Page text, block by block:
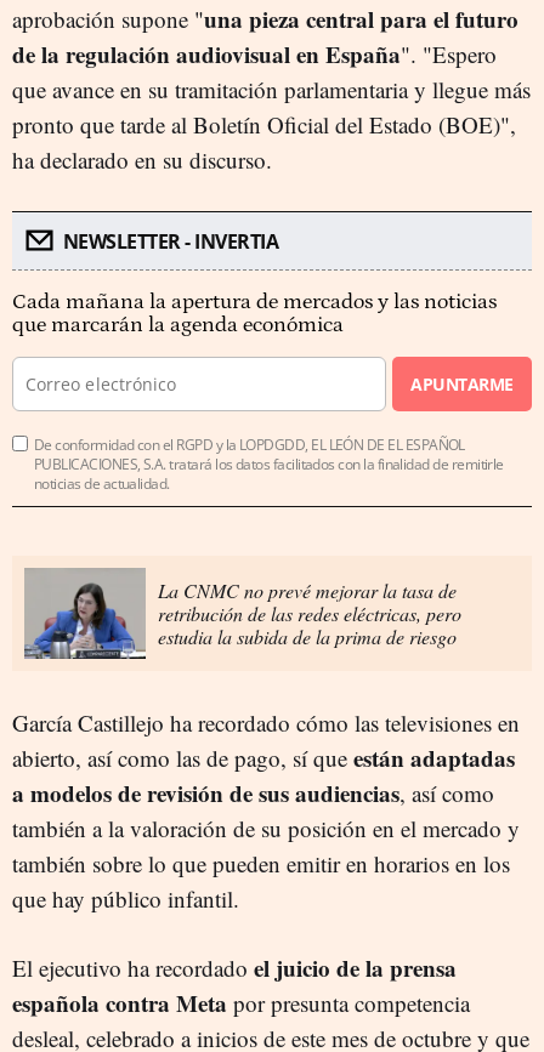
aprobación supone "una pieza central para el futuro
de la regulación audiovisual en España". "Espero
que avance en su tramitación parlamentaria y llegue más
pronto que tarde al Boletín Oficial del Estado (BOE)",
ha declarado en su discurso.
NEWSLETTER - INVERTIA
Cada mañana la apertura de mercados y las noticias
que marcarán la agenda económica
APUNTARME
De conformidad con el RGPD y la LOPDGDD, EL LEÓN DE EL ESPAÑOL
PUBLICACIONES, S.A. tratará los datos facilitados con la finalidad de remitirle
noticias de actualidad.
La CNMC no prevé mejorar la tasa de
retribución de las redes eléctricas, pero
estudia la subida de la prima de riesgo
García Castillejo ha recordado cómo las televisiones en
abierto, así como las de pago, sí que están adaptadas
a modelos de revisión de sus audiencias, así como
también a la valoración de su posición en el mercado y
también sobre lo que pueden emitir en horarios en los
que hay público infantil.
El ejecutivo ha recordado el juicio de la prensa
española contra Meta por presunta competencia
desleal, celebrado a inicios de este mes de octubre y que